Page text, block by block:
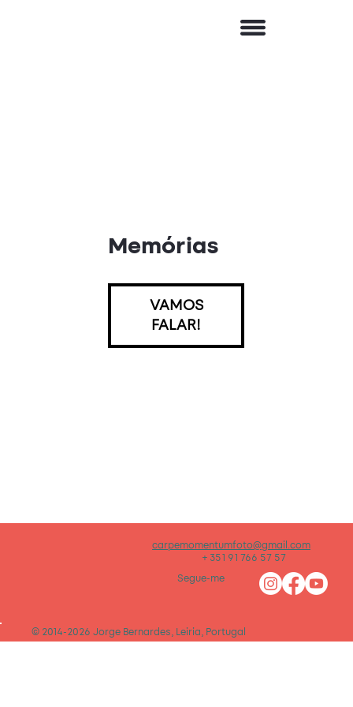
Memórias
VAMOS
FALAR!
carpemomentumfoto@gmail.com
+ 351 91 766 57 57
© 2014-2026 Jorge Bernardes, Leiria, Portugal
Segue-me